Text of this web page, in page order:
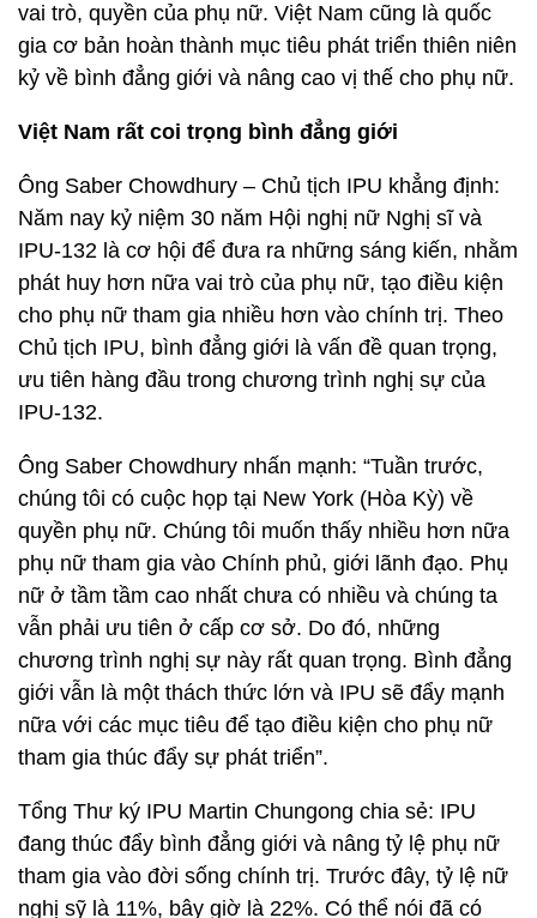
vai trò, quyền của phụ nữ. Việt Nam cũng là quốc
gia cơ bản hoàn thành mục tiêu phát triển thiên niên
kỷ về bình đẳng giới và nâng cao vị thế cho phụ nữ.
Việt Nam rất coi trọng bình đẳng giới
Ông Saber Chowdhury – Chủ tịch IPU khẳng định:
Năm nay kỷ niệm 30 năm Hội nghị nữ Nghị sĩ và
IPU-132 là cơ hội để đưa ra những sáng kiến, nhằm
phát huy hơn nữa vai trò của phụ nữ, tạo điều kiện
cho phụ nữ tham gia nhiều hơn vào chính trị. Theo
Chủ tịch IPU, bình đẳng giới là vấn đề quan trọng,
ưu tiên hàng đầu trong chương trình nghị sự của
IPU-132.
Ông Saber Chowdhury nhấn mạnh: “Tuần trước,
chúng tôi có cuộc họp tại New York (Hòa Kỳ) về
quyền phụ nữ. Chúng tôi muốn thấy nhiều hơn nữa
phụ nữ tham gia vào Chính phủ, giới lãnh đạo. Phụ
nữ ở tầm tầm cao nhất chưa có nhiều và chúng ta
vẫn phải ưu tiên ở cấp cơ sở. Do đó, những
chương trình nghị sự này rất quan trọng. Bình đẳng
giới vẫn là một thách thức lớn và IPU sẽ đẩy mạnh
nữa với các mục tiêu để tạo điều kiện cho phụ nữ
tham gia thúc đẩy sự phát triển”.
Tổng Thư ký IPU Martin Chungong chia sẻ: IPU
đang thúc đẩy bình đẳng giới và nâng tỷ lệ phụ nữ
tham gia vào đời sống chính trị. Trước đây, tỷ lệ nữ
nghị sỹ là 11%, bây giờ là 22%. Có thể nói đã có